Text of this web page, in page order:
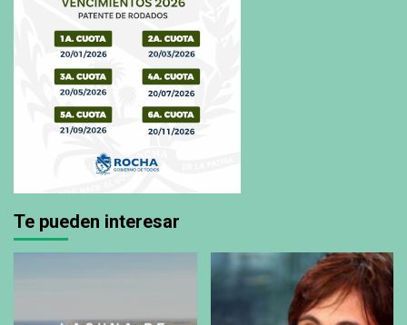
Te pueden interesar